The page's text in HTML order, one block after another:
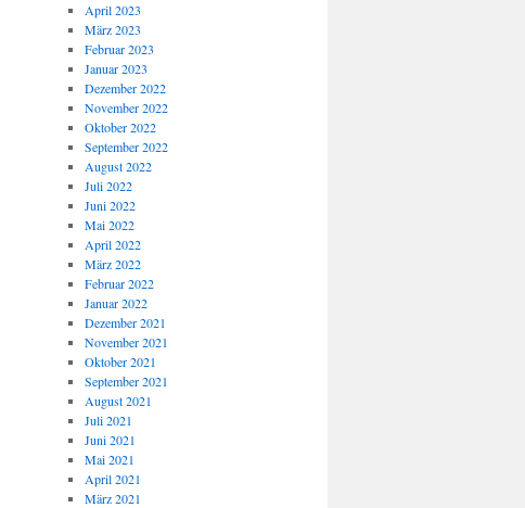
April 2023
März 2023
Februar 2023
Januar 2023
Dezember 2022
November 2022
Oktober 2022
September 2022
August 2022
Juli 2022
Juni 2022
Mai 2022
April 2022
März 2022
Februar 2022
Januar 2022
Dezember 2021
November 2021
Oktober 2021
September 2021
August 2021
Juli 2021
Juni 2021
Mai 2021
April 2021
März 2021